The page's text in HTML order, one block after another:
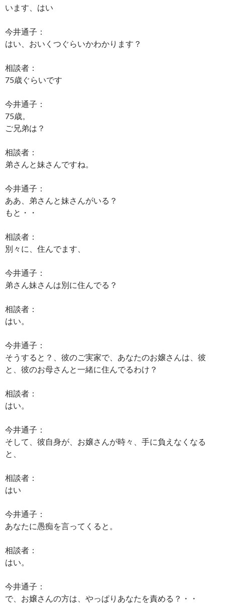
います、はい
今井通子：
はい、おいくつぐらいかわかります？
相談者：
75歳ぐらいです
今井通子：
75歳。
ご兄弟は？
相談者：
弟さんと妹さんですね。
今井通子：
ああ、弟さんと妹さんがいる？
もと・・
相談者：
別々に、住んでます、
今井通子：
弟さん妹さんは別に住んでる？
相談者：
はい。
今井通子：
そうすると？、彼のご実家で、あなたのお嬢さんは、彼
と、彼のお母さんと一緒に住んでるわけ？
相談者：
はい。
今井通子：
そして、彼自身が、お嬢さんが時々、手に負えなくなる
と、
相談者：
はい
今井通子：
あなたに愚痴を言ってくると。
相談者：
はい。
今井通子：
で、お嬢さんの方は、やっぱりあなたを責める？・・